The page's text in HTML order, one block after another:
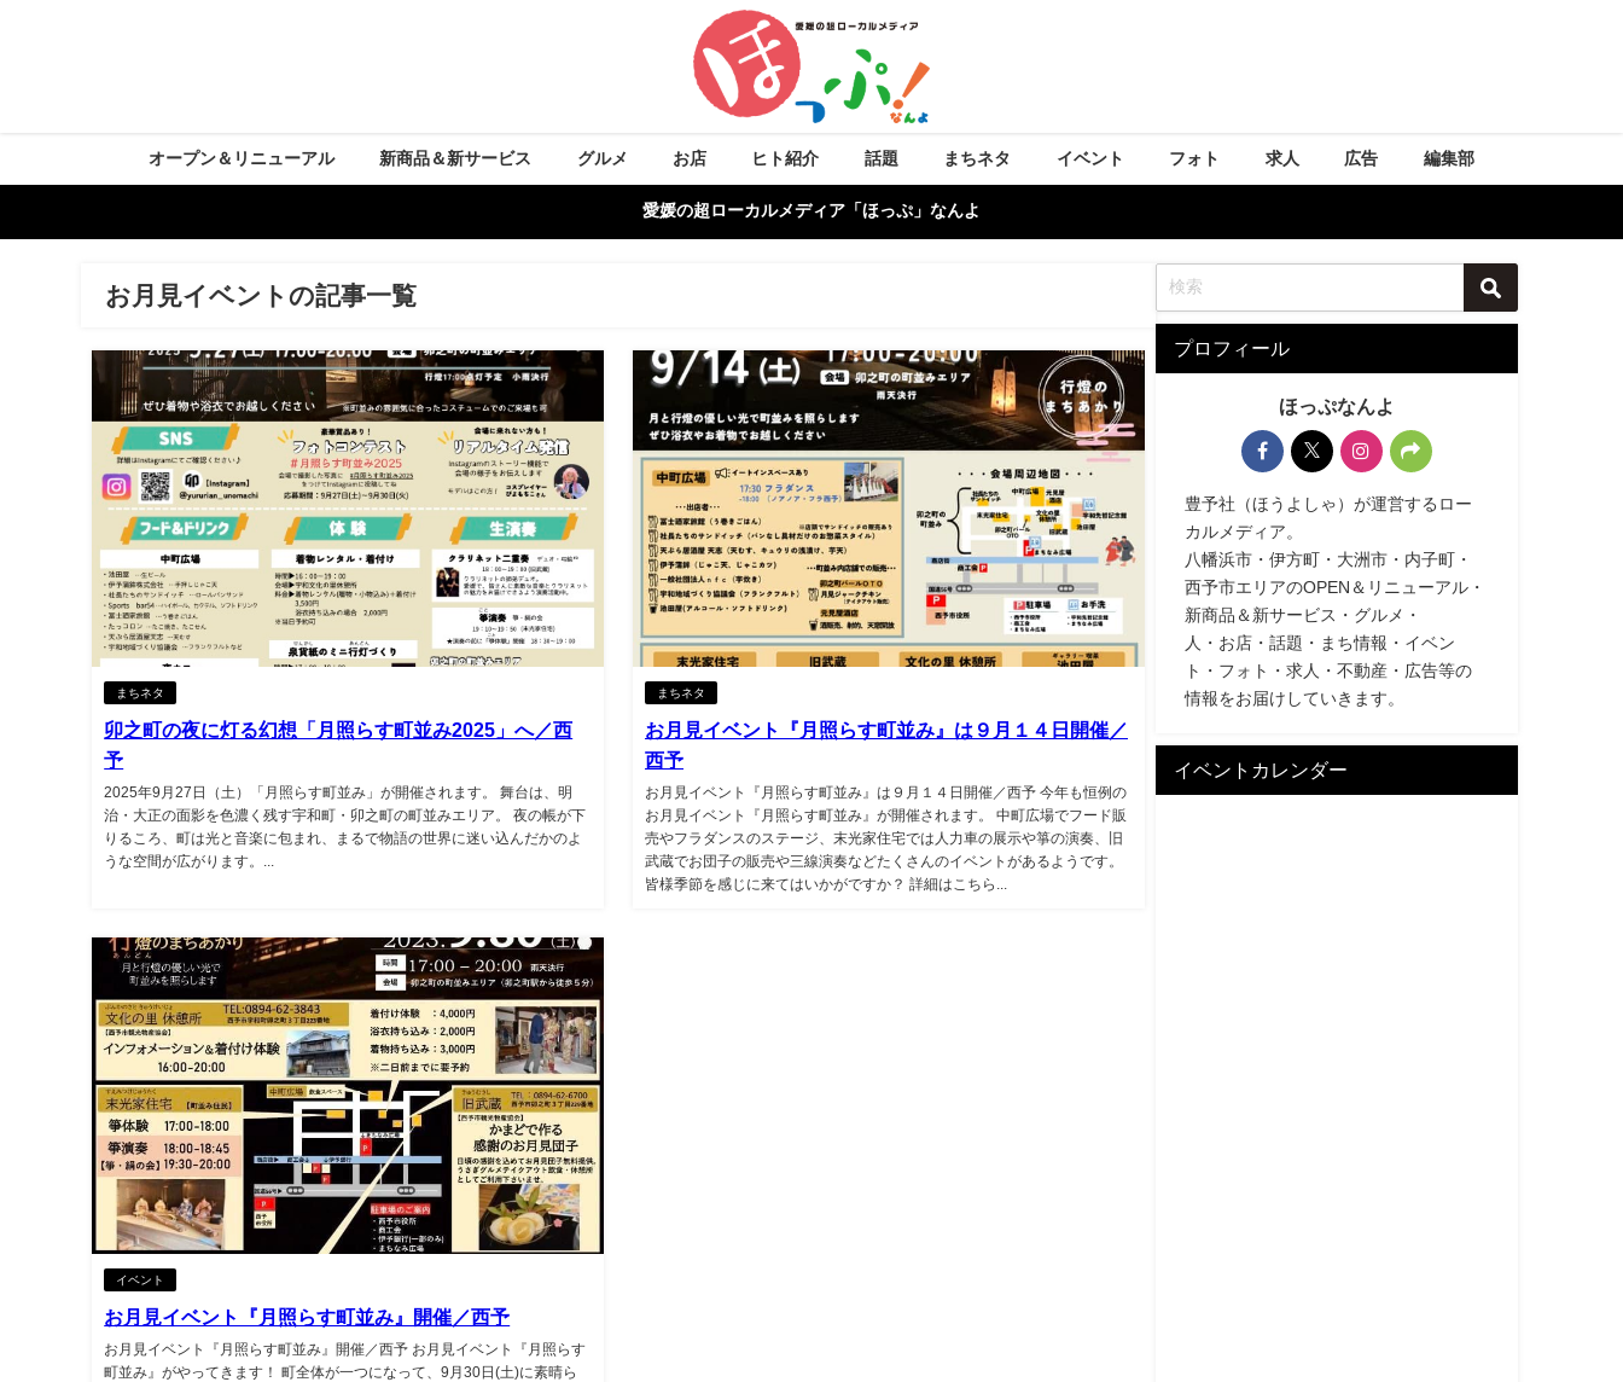
オープン＆リニューアル 新商品＆新サービス グルメ お店 ヒト紹介 話題 まちネタ イベント フォト 求人 広告 編集部
愛媛の超ローカルメディア「ほっぷ」なんよ
お月見イベントの記事一覧
まちネタ
卯之町の夜に灯る幻想「月照らす町並み2025」へ／西
予
2025年9月27日（土）「月照らす町並み」が開催されます。 舞台は、明
治・大正の面影を色濃く残す宇和町・卯之町の町並みエリア。 夜の帳が下
りるころ、町は光と音楽に包まれ、まるで物語の世界に迷い込んだかのよ
うな空間が広がります。...
まちネタ
お月見イベント『月照らす町並み』は９月１４日開催／
西予
お月見イベント『月照らす町並み』は９月１４日開催／西予 今年も恒例の
お月見イベント『月照らす町並み』が開催されます。 中町広場でフード販
売やフラダンスのステージ、末光家住宅では人力車の展示や箏の演奏、旧
武蔵でお団子の販売や三線演奏などたくさんのイベントがあるようです。
皆様季節を感じに来てはいかがですか？ 詳細はこちら...
イベント
お月見イベント『月照らす町並み』開催／西予
お月見イベント『月照らす町並み』開催／西予 お月見イベント『月照らす
町並み』がやってきます！ 町全体が一つになって、9月30日(土)に素晴ら
プロフィール
ほっぷなんよ
豊予社（ほうよしゃ）が運営するロー
カルメディア。
八幡浜市・伊方町・大洲市・内子町・
西予市エリアのOPEN＆リニューアル・
新商品＆新サービス・グルメ・
人・お店・話題・まち情報・イベン
ト・フォト・求人・不動産・広告等の
情報をお届けしていきます。
イベントカレンダー